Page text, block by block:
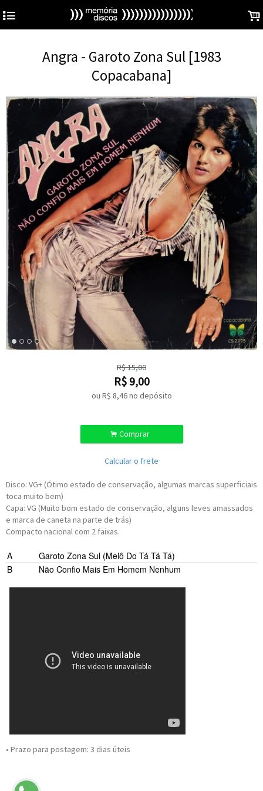
4 .
Angra - Garoto Zona Sul [1983
Copacabana]
R$15,00
R$ 9,00
ou R$ 8,46no depósito
. Comprar
Calcular o frete
Disco: VG+ (Ótimo estado de conservação, algumas marcas superficiais
toca muito bem)
Capa: VG (Muito bom estado de conservação, alguns leves amassados
e marca de caneta na parte de trás)
Compacto nacional com 2 faixas.
A
Garoto Zona Sul (Melô Do Tá Tá Tá)
B
Não Confio Mais Em Homem Nenhum
• Prazo para postagem: 3 dias úteis